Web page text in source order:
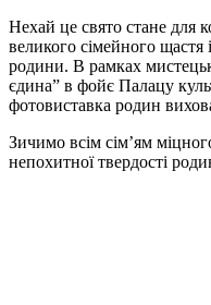
Нехай це свято стане для
великого сімейного щастя
родини. В рамках
єдина” в фойє Палацу
фотовиставка родин
Зичимо всім сім’ям
непохитної твердості